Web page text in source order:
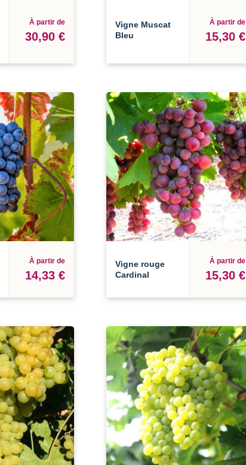
À partir de
30,90 €
Vigne Muscat
Bleu
À partir de
15,30 €
À partir de
14,33 €
Vigne rouge
Cardinal
À partir de
15,30 €